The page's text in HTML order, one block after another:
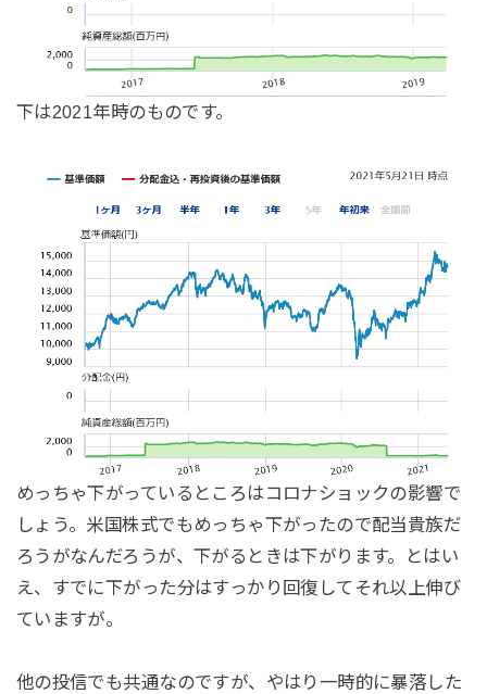
下は2021年時のものです。
めっちゃ下がっているところはコロナショックの影響で
しょう。米国株式でもめっちゃ下がったので配当貴族だ
ろうがなんだろうが、下がるときは下がります。とはい
え、すでに下がった分はすっかり回復してそれ以上伸び
ていますが。
他の投信でも共通なのですが、やはり一時的に暴落した